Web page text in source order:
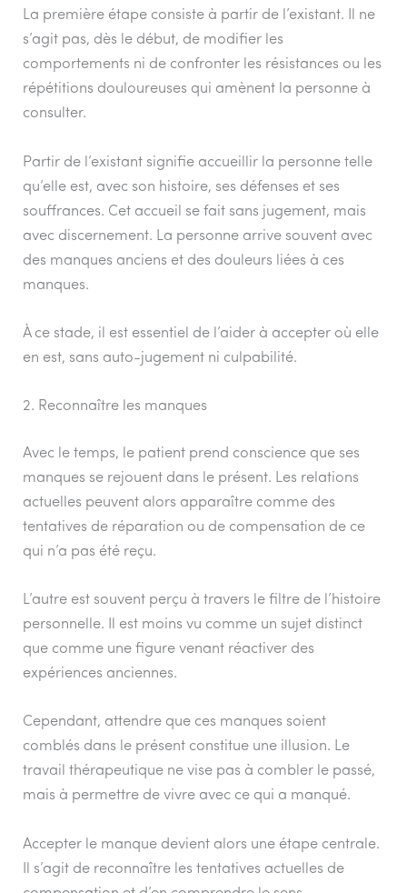
La première étape consiste à partir de l’existant. Il ne
s’agit pas, dès le début, de modifier les
comportements ni de confronter les résistances ou les
répétitions douloureuses qui amènent la personne à
consulter.
Partir de l’existant signifie accueillir la personne telle
qu’elle est, avec son histoire, ses défenses et ses
souffrances. Cet accueil se fait sans jugement, mais
avec discernement. La personne arrive souvent avec
des manques anciens et des douleurs liées à ces
manques.
À ce stade, il est essentiel de l’aider à accepter où elle
en est, sans auto-jugement ni culpabilité.
2. Reconnaître les manques
Avec le temps, le patient prend conscience que ses
manques se rejouent dans le présent. Les relations
actuelles peuvent alors apparaître comme des
tentatives de réparation ou de compensation de ce
qui n’a pas été reçu.
L’autre est souvent perçu à travers le filtre de l’histoire
personnelle. Il est moins vu comme un sujet distinct
que comme une figure venant réactiver des
expériences anciennes.
Cependant, attendre que ces manques soient
comblés dans le présent constitue une illusion. Le
travail thérapeutique ne vise pas à combler le passé,
mais à permettre de vivre avec ce qui a manqué.
Accepter le manque devient alors une étape centrale.
Il s’agit de reconnaître les tentatives actuelles de